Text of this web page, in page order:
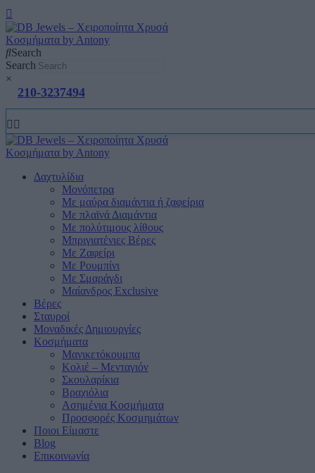
Search
Search
×
210-3237494
Δαχτυλίδια
Μονόπετρα
Mε μαύρα διαμάντια ή ζαφείρια
Mε πλαϊνά Διαμάντια
Mε πολύτιμους λίθους
Μπριγιατένιες Βέρες
Με Ζαφείρι
Με Ρουμπίνι
Με Σμαράγδι
Μαίανδρος Exclusive
Βέρες
Σταυροί
Μοναδικές Δημιουργίες
Κοσμήματα
Μανικετόκουμπα
Κολιέ – Μενταγιόν
Σκουλαρίκια
Βραχιόλια
Ασημένια Κοσμήματα
Προσφορές Κοσμημάτων
Ποιοι Είμαστε
Blog
Επικοινωνία